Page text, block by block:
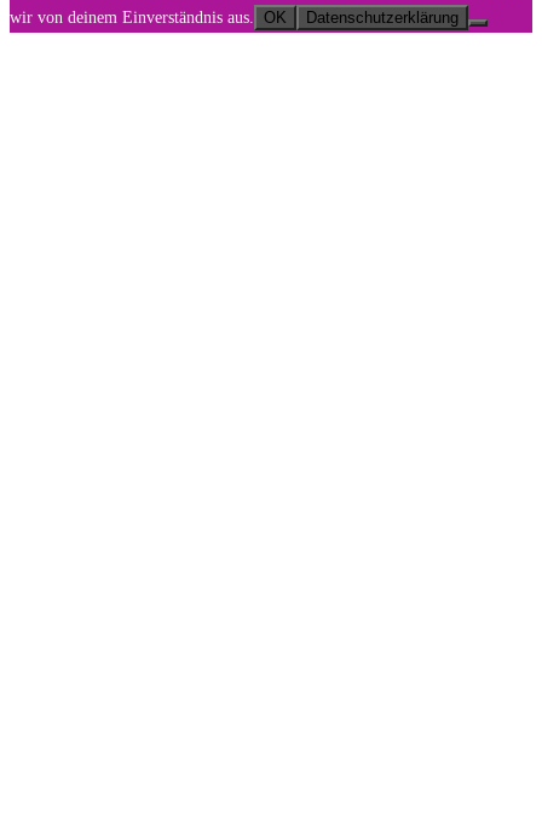
wir von deinem Einverständnis aus. OK Datenschutzerklärung